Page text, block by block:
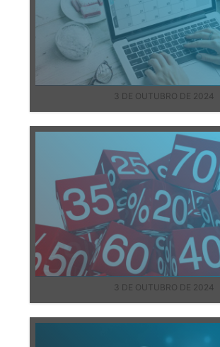
3 DE OUTUBRO DE 2024
3 DE OUTUBRO DE 2024